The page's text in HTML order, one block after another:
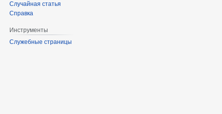
Случайная статья
Справка
Инструменты
Служебные страницы